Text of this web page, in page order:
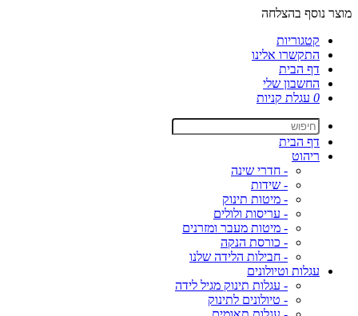
מוצר נוסף בהצלחה
קטגוריות
התקשרו אלינו
דף הבית
החשבון שלי
0 עגלת קניות
דף הבית
ריהוט
- חדרי שינה
- שידות
- מיטות תינוק
- עריסות ולולים
- מיטות מעבר ומזרנים
- כורסת הנקה
- חבילות הלידה שלנו
עגלות וטיולונים
- עגלות תינוק מגיל לידה
- טיולונים לתינוק